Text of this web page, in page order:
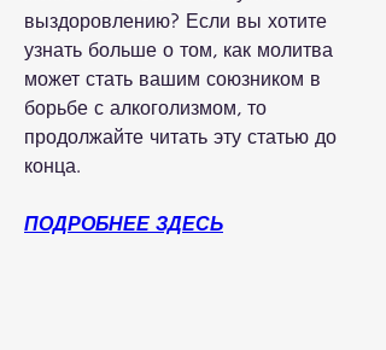
выздоровлению? Если вы хотите
узнать больше о том, как молитва
может стать вашим союзником в
борьбе с алкоголизмом, то
продолжайте читать эту статью до
конца.
ПОДРОБНЕЕ ЗДЕСЬ